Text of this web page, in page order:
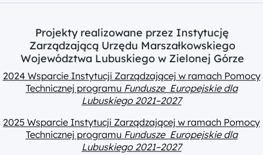
Projekty realizowane przez Instytucję
Zarządzającą Urzędu Marszałkowskiego
Województwa Lubuskiego w Zielonej Górze
2024 Wsparcie Instytucji Zarządzającej w ramach Pomocy
Technicznej programu Fundusze Europejskie dla
Lubuskiego 2021–2027
2025 Wsparcie Instytucji Zarządzającej w ramach Pomocy
Technicznej programu Fundusze Europejskie dla
Lubuskiego 2021–2027